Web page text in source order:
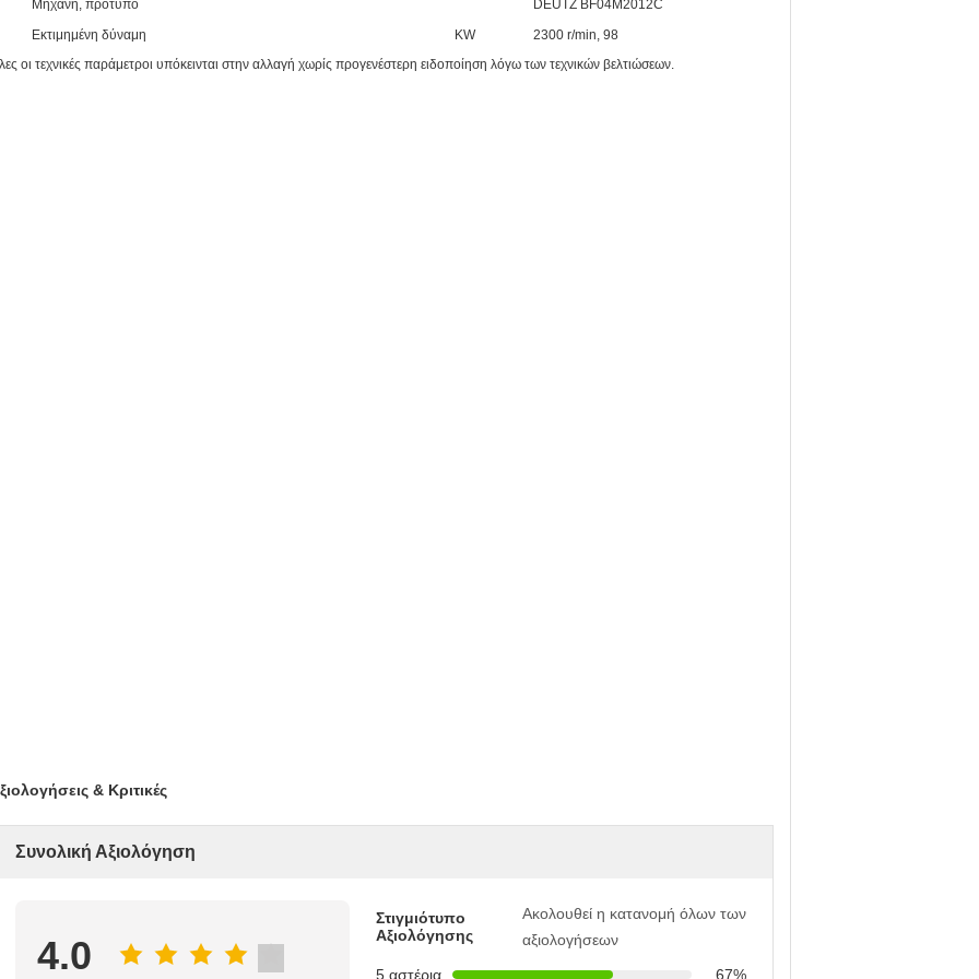
Μηχανή, πρότυπο
DEUTZ BF04M2012C
Εκτιμημένη δύναμη
KW
2300 r/min, 98
οι τεχνικές παράμετροι υπόκεινται στην αλλαγή χωρίς προγενέστερη ειδοποίηση λόγω των τεχνικών βελτιώσεων.
& Κριτικές
Συνολική Αξιολόγηση
4.0
Στιγμιότυπο
Αξιολόγησης
Ακολουθεί η κατανομή όλων των
αξιολογήσεων
5 αστέρια
67%